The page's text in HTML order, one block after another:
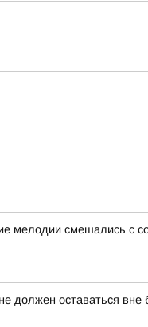
мелодии смешались с
должен оставаться вне